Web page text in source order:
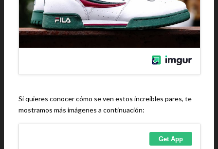
Si quieres conocer cómo se ven estos increíbles pares, te
mostramos más imágenes a continuación: